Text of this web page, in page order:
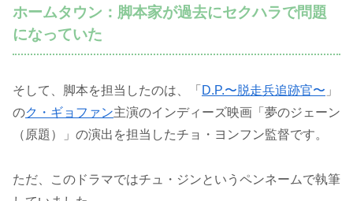
ホームタウン：脚本家が過去にセクハラで問題
になっていた
そして、脚本を担当したのは、「 D.P.〜脱走兵追跡官〜 」
のク・ギョファン主演のインディーズ映画「夢のジェーン
（原題）」の演出を担当したチョ・ヨンフン監督です。
ただ、このドラマではチュ・ジンというペンネームで執筆